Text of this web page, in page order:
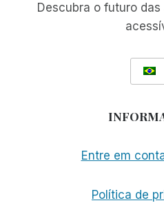
CUBA
Descubra o futuro
Entre em
Política de